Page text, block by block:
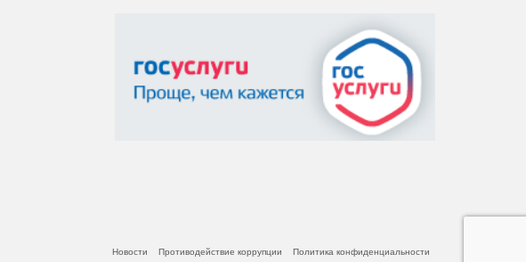
Новости Противодействие коррупции Политика конфиденциальности